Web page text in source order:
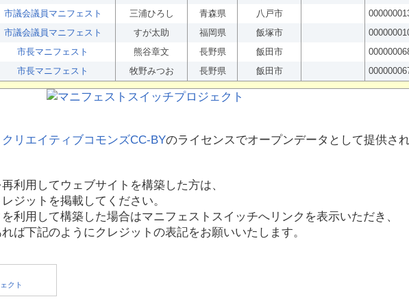
市議会議員マニフェスト 三浦ひろし 青森県 八戸市
市議会議員マニフェスト すが太助 福岡県 飯塚市
市長マニフェスト 熊谷章文 長野県 飯田市
市長マニフェスト 牧野みつお 長野県 飯田市
クリエイティブコモンズCC-BYのライセンスでオープンデータとして提供さ
利用してウェブサイトを構築した方は、
ジットを掲載してください。
利用して構築した場合はマニフェストスイッチへリンクを表示いただき、
ば下記のようにクレジットの表記をお願いいたします。